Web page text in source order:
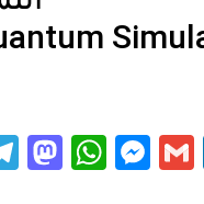
LinkedIn
Gmail